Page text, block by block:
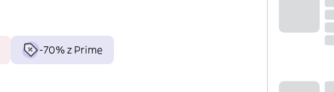
-70% z Prime